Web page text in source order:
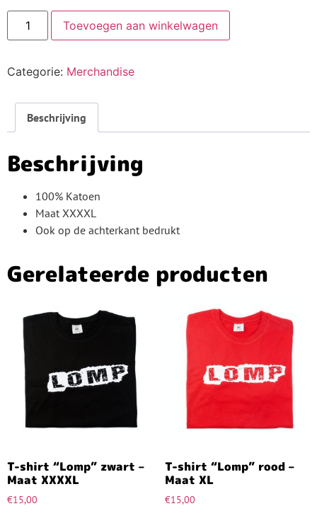
Toevoegen aan winkelwagen
Categorie: Merchandise
Beschrijving
Beschrijving
100% Katoen
Maat XXXXL
Ook op de achterkant bedrukt
Gerelateerde producten
T-shirt “Lomp” zwart –
Maat XXXXL
€15,00
T-shirt “Lomp” rood –
Maat XL
€15,00